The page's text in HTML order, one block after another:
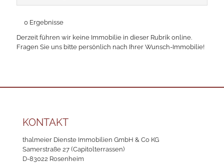
0 Ergebnisse
Derzeit führen wir keine Immobilie in dieser Rubrik online.
Fragen Sie uns bitte persönlich nach Ihrer Wunsch-Immobilie!
KONTAKT
thalmeier Dienste Immobilien GmbH & Co KG
Samerstraße 27 (Capitolterrassen)
D-83022 Rosenheim